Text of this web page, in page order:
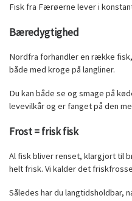
Fisk fra Færøerne lever i
Bæredygtighed
Nordfra forhandler en række
både med kroge på langliner.
Du kan både se og smage på
levevilkår og er fanget på den
Frost = frisk fisk
Al fisk bliver renset, klargjort til
helt frisk. Vi kalder det
Således har du langtidsholdbar,